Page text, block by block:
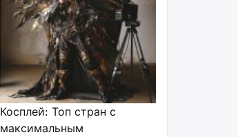
Косплей: Топ стран с
максимальным